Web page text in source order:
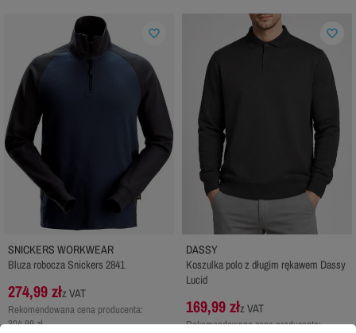
SNICKERS WORKWEAR
Bluza robocza Snickers 2841
274,99 złz VAT
Rekomendowana cena producenta:
304,99 zł
favorite_border
DASSY
Koszulka polo z długim rękawem Dassy
Lucid
169,99 złz VAT
Rekomendowana cena producenta:
favorite_border